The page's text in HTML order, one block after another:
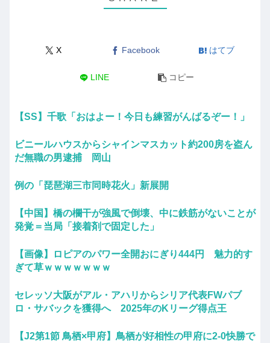
X Facebook はてブ
LINE コピー
【SS】千歌「おはよー！今日も練習がんばるぞー！」
ビニールハウスからシャインマスカット約200房を盗ん
だ無職の男逮捕 岡山
例の「琵琶湖三市同時花火」新展開
【中国】橋の欄干が強風で倒壊、中に鉄筋がないことが
発覚＝当局「接着剤で固定した」
【画像】ロピアのパワー全開おにぎり444円 魅力的す
ぎて草ｗｗｗｗｗｗｗ
セレッソ大阪がアル・アハリからシリア代表FWパブ
ロ・サバックを獲得へ 2025年のKリーグ得点王
【J2第1節 鳥栖×甲府】鳥栖が好相性の甲府に2-0快勝で